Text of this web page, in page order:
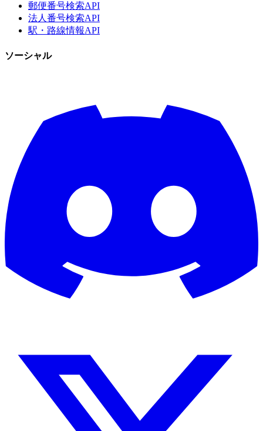
郵便番号検索API
法人番号検索API
駅・路線情報API
ソーシャル